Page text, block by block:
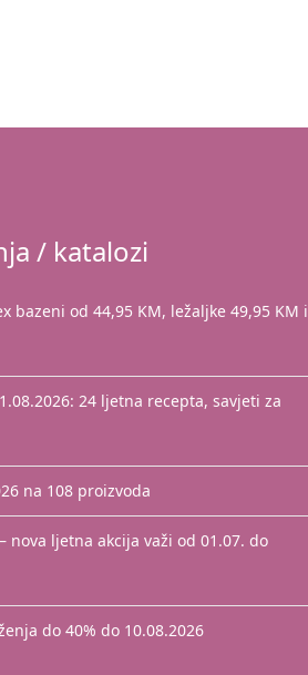
/ katalozi
bazeni od 44,95 KM, ležaljke 49,95 KM i
24 ljetna recepta, savjeti za
na 108 proizvoda
nova ljetna akcija važi od 01.07. do
do 40% do 10.08.2026